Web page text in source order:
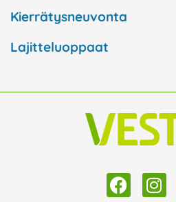
Kierrätysneuvonta
Lajitteluoppaat
a
n